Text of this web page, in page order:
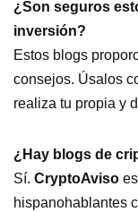
¿Son seguros
inversión?
Estos blogs
consejos. Úsalos
realiza tu propia y
¿Hay blogs de
Sí. CryptoAviso
hispanohablantes